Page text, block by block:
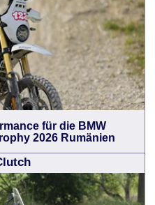
für die BMW
2026 Rumänien